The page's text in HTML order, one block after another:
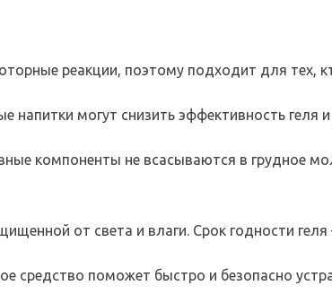
реакции, поэтому подходит для тех,
напитки могут снизить эффективность геля и
компоненты не всасываются в грудное
от света и влаги. Срок годности
средство поможет быстро и безопасно